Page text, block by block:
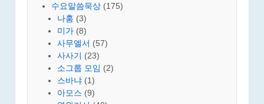
수요말씀묵상 (175)
나훔 (3)
미가 (8)
사무엘서 (57)
사사기 (23)
소그룹 모임 (2)
스바냐 (1)
아모스 (9)